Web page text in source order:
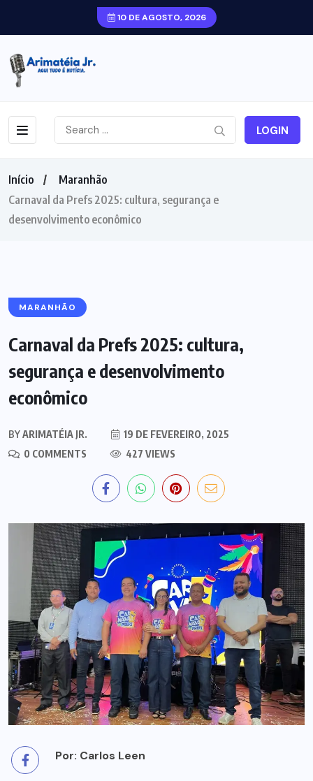
10 DE AGOSTO, 2026
LOGIN
Início
Maranhão
Carnaval da Prefs 2025: cultura, segurança e
desenvolvimento econômico
MARANHÃO
Carnaval da Prefs 2025: cultura,
segurança e desenvolvimento
econômico
BYARIMATÉIA JR.
19 DE FEVEREIRO, 2025
0 COMMENTS
427 VIEWS
Por: Carlos Leen